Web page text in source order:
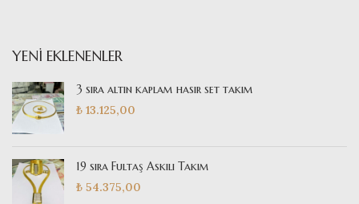
YENI EKLENENLER
3 sıra altın kaplam hasır set takım
₺ 13.125,00
19 sıra Fultaş Askılı Takım
₺ 54.375,00